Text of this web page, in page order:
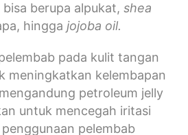
berupa alpukat, shea
hingga jojoba oil.
pada kulit tangan
meningkatkan kelembapan
petroleum jelly
untuk mencegah iritasi
pelembab